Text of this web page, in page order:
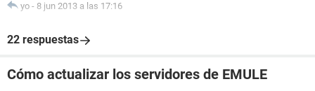
yo - 8 jun 2013 a las 17:16
22 respuestas
Cómo actualizar los servidores de EMULE